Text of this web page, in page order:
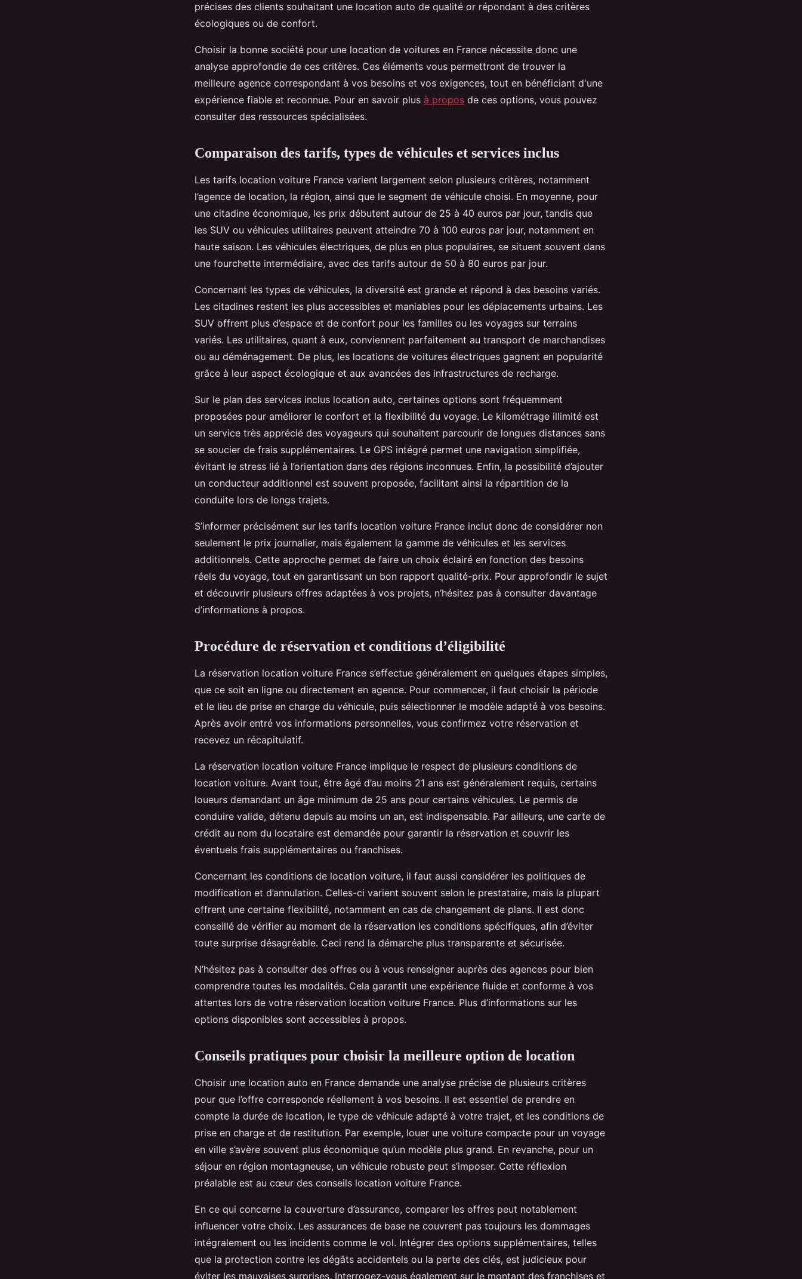
précises des clients souhaitant une location auto de qualité or répondant à des critères
écologiques ou de confort.
Choisir la bonne société pour une location de voitures en France nécessite donc une
analyse approfondie de ces critères. Ces éléments vous permettront de trouver la
meilleure agence correspondant à vos besoins et vos exigences, tout en bénéficiant d'une
expérience fiable et reconnue. Pour en savoir plus à propos de ces options, vous pouvez
consulter des ressources spécialisées.
Comparaison des tarifs, types de véhicules et services inclus
Les tarifs location voiture France varient largement selon plusieurs critères, notamment
l’agence de location, la région, ainsi que le segment de véhicule choisi. En moyenne, pour
une citadine économique, les prix débutent autour de 25 à 40 euros par jour, tandis que
les SUV ou véhicules utilitaires peuvent atteindre 70 à 100 euros par jour, notamment en
haute saison. Les véhicules électriques, de plus en plus populaires, se situent souvent dans
une fourchette intermédiaire, avec des tarifs autour de 50 à 80 euros par jour.
Concernant les types de véhicules, la diversité est grande et répond à des besoins variés.
Les citadines restent les plus accessibles et maniables pour les déplacements urbains. Les
SUV offrent plus d’espace et de confort pour les familles ou les voyages sur terrains
variés. Les utilitaires, quant à eux, conviennent parfaitement au transport de marchandises
ou au déménagement. De plus, les locations de voitures électriques gagnent en popularité
grâce à leur aspect écologique et aux avancées des infrastructures de recharge.
Sur le plan des services inclus location auto, certaines options sont fréquemment
proposées pour améliorer le confort et la flexibilité du voyage. Le kilométrage illimité est
un service très apprécié des voyageurs qui souhaitent parcourir de longues distances sans
se soucier de frais supplémentaires. Le GPS intégré permet une navigation simplifiée,
évitant le stress lié à l’orientation dans des régions inconnues. Enfin, la possibilité d’ajouter
un conducteur additionnel est souvent proposée, facilitant ainsi la répartition de la
conduite lors de longs trajets.
S’informer précisément sur les tarifs location voiture France inclut donc de considérer non
seulement le prix journalier, mais également la gamme de véhicules et les services
additionnels. Cette approche permet de faire un choix éclairé en fonction des besoins
réels du voyage, tout en garantissant un bon rapport qualité-prix. Pour approfondir le sujet
et découvrir plusieurs offres adaptées à vos projets, n’hésitez pas à consulter davantage
d’informations à propos.
Procédure de réservation et conditions d’éligibilité
La réservation location voiture France s’effectue généralement en quelques étapes simples,
que ce soit en ligne ou directement en agence. Pour commencer, il faut choisir la période
et le lieu de prise en charge du véhicule, puis sélectionner le modèle adapté à vos besoins.
Après avoir entré vos informations personnelles, vous confirmez votre réservation et
recevez un récapitulatif.
La réservation location voiture France implique le respect de plusieurs conditions de
location voiture. Avant tout, être âgé d’au moins 21 ans est généralement requis, certains
loueurs demandant un âge minimum de 25 ans pour certains véhicules. Le permis de
conduire valide, détenu depuis au moins un an, est indispensable. Par ailleurs, une carte de
crédit au nom du locataire est demandée pour garantir la réservation et couvrir les
éventuels frais supplémentaires ou franchises.
Concernant les conditions de location voiture, il faut aussi considérer les politiques de
modification et d’annulation. Celles-ci varient souvent selon le prestataire, mais la plupart
offrent une certaine flexibilité, notamment en cas de changement de plans. Il est donc
conseillé de vérifier au moment de la réservation les conditions spécifiques, afin d’éviter
toute surprise désagréable. Ceci rend la démarche plus transparente et sécurisée.
N’hésitez pas à consulter des offres ou à vous renseigner auprès des agences pour bien
comprendre toutes les modalités. Cela garantit une expérience fluide et conforme à vos
attentes lors de votre réservation location voiture France. Plus d’informations sur les
options disponibles sont accessibles à propos.
Conseils pratiques pour choisir la meilleure option de location
Choisir une location auto en France demande une analyse précise de plusieurs critères
pour que l’offre corresponde réellement à vos besoins. Il est essentiel de prendre en
compte la durée de location, le type de véhicule adapté à votre trajet, et les conditions de
prise en charge et de restitution. Par exemple, louer une voiture compacte pour un voyage
en ville s’avère souvent plus économique qu’un modèle plus grand. En revanche, pour un
séjour en région montagneuse, un véhicule robuste peut s’imposer. Cette réflexion
préalable est au cœur des conseils location voiture France.
En ce qui concerne la couverture d’assurance, comparer les offres peut notablement
influencer votre choix. Les assurances de base ne couvrent pas toujours les dommages
intégralement ou les incidents comme le vol. Intégrer des options supplémentaires, telles
que la protection contre les dégâts accidentels ou la perte des clés, est judicieux pour
éviter les mauvaises surprises. Interrogez-vous également sur le montant des franchises et